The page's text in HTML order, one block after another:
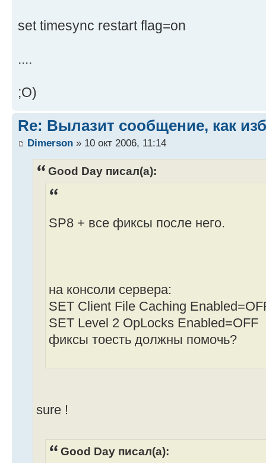
set timesync restart flag=on
....
;O)
Re: Вылазит сообщение, как
Dimerson » 10 окт 2006, 11:14
Good Day писал(а):
SP8 + все фиксы после него.
на консоли сервера:
SET Client File Caching
SET Level 2 OpLocks Enabled=OFF
фиксы тоесть должны помочь?
sure !
Good Day писал(а):